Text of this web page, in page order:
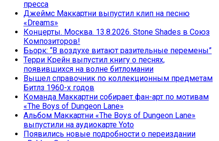
пресса
Джеймс Маккартни выпустил клип на песню
«Dreams»
Концерты. Москва. 13.8.2026. Stone Shades в Союз
Композиторов!
Бьорк: “В воздухе витают разительные перемены”
Терри Крейн выпустил книгу о песнях,
появившихся на волне битломании
Вышел справочник по коллекционным предметам
Битлз 1960-х годов
Команда Маккартни собирает фан-арт по мотивам
«The Boys of Dungeon Lane»
Альбом Маккартни «The Boys of Dungeon Lane»
выпустили на аудиокарте Yoto
Появились новые подробности о переиздании